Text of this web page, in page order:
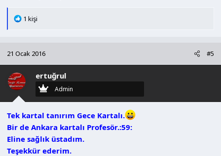
T
i
l
e
r
1 kişi
21 Ocak 2016 #5
ertuğrul
Admin
Tek kartal tanırım Gece Kartalı.
Bir de Ankara kartalı Profesör.:59:
Eline sağlık üstadım.
Teşekkür ederim.